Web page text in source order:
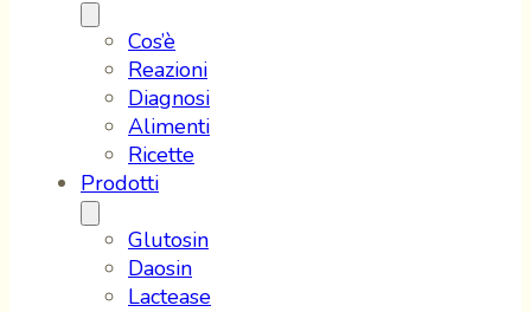
Cos’è
Reazioni
Diagnosi
Alimenti
Ricette
Prodotti
Glutosin
Daosin
Lactease